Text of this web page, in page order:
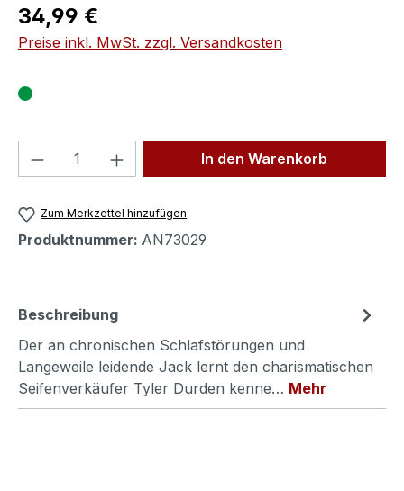
Regulärer Preis:
34,99 €
Preise inkl. MwSt. zzgl. Versandkosten
Produkt Anzahl: Gib denIn den Warenkorb
Zum Merkzettel hinzufügen
Produktnummer: AN73029
Beschreibung
Der an chronischen Schlafstörungen und
Langeweile leidende Jack lernt den charismatischen
Seifenverkäufer Tyler Durden kenne… Mehr